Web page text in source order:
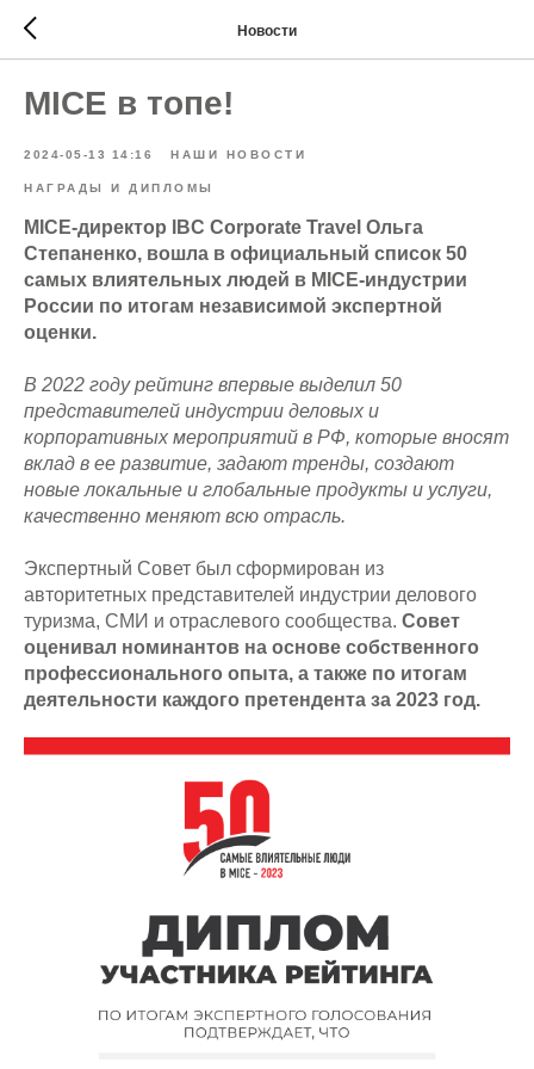
Новости
MICE в топе!
2024-05-13 14:16 НАШИ НОВОСТИ
НАГРАДЫ И ДИПЛОМЫ
MICE-директор IBC Corporate Travel Ольга
Степаненко, вошла в официальный список 50
самых влиятельных людей в MICE-индустрии
России по итогам независимой экспертной
оценки.
В 2022 году рейтинг впервые выделил 50
представителей индустрии деловых и
корпоративных мероприятий в РФ, которые вносят
вклад в ее развитие, задают тренды, создают
новые локальные и глобальные продукты и услуги,
качественно меняют всю отрасль.
Экспертный Совет был сформирован из
авторитетных представителей индустрии делового
туризма, СМИ и отраслевого сообщества. Совет
оценивал номинантов на основе собственного
профессионального опыта, а также по итогам
деятельности каждого претендента за 2023 год.